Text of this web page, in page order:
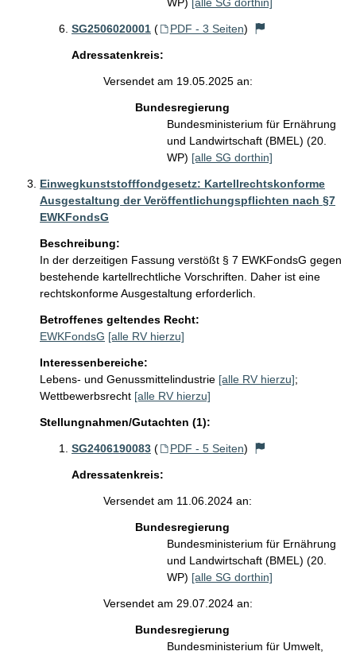
SG2506020001 ( PDF - 3 Seiten)
Adressatenkreis:
Versendet am 19.05.2025 an:
Bundesregierung
Bundesministerium für Ernährung
und Landwirtschaft (BMEL) (20.
WP) [alle SG dorthin]
Einwegkunststofffondgesetz: Kartellrechtskonforme
Ausgestaltung der Veröffentlichungspflichten nach §7
EWKFondsG
Beschreibung:
In der derzeitigen Fassung verstößt § 7 EWKFondsG gegen
bestehende kartellrechtliche Vorschriften. Daher ist eine
rechtskonforme Ausgestaltung erforderlich.
Betroffenes geltendes Recht:
EWKFondsG [alle RV hierzu]
Interessenbereiche:
Lebens- und Genussmittelindustrie [alle RV hierzu];
Wettbewerbsrecht [alle RV hierzu]
Stellungnahmen/Gutachten (1):
SG2406190083 ( PDF - 5 Seiten)
Adressatenkreis:
Versendet am 11.06.2024 an:
Bundesregierung
Bundesministerium für Ernährung
und Landwirtschaft (BMEL) (20.
WP) [alle SG dorthin]
Versendet am 29.07.2024 an:
Bundesregierung
Bundesministerium für Umwelt,